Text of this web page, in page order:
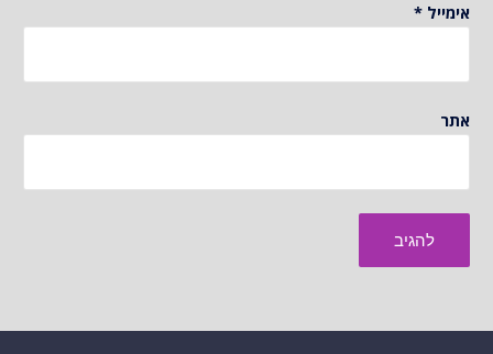
אימייל *
אתר